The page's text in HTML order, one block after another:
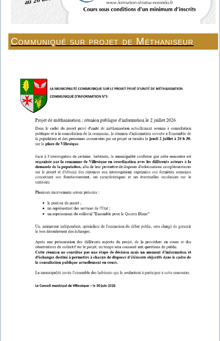
Communiqué sur projet de Méthaniseur